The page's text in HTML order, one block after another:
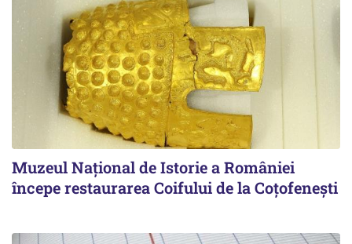
Muzeul Național de Istorie a României
începe restaurarea Coifului de la Coțofenești